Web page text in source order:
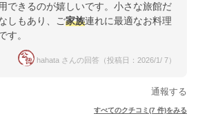
できるのが嬉しいです。小さな旅館だ
しもあり、ご家族連れに最適なお料理
す。
hahata さんの回答（投稿日：2026/1/ 7）
通報する
すべてのクチコミ(7 件)をみる